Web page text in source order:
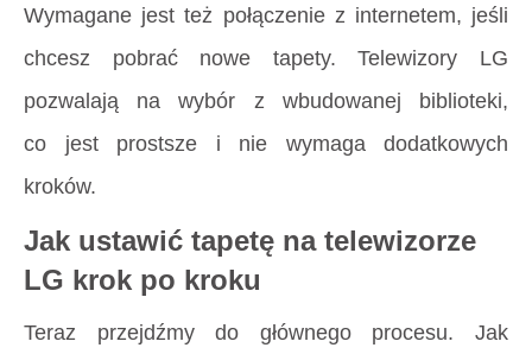
Wymagane jest też połączenie z internetem, jeśli
chcesz pobrać nowe tapety. Telewizory LG
pozwalają na wybór z wbudowanej biblioteki,
co jest prostsze i nie wymaga dodatkowych
kroków.
Jak ustawić tapetę na telewizorze
LG krok po kroku
Teraz przejdźmy do głównego procesu. Jak